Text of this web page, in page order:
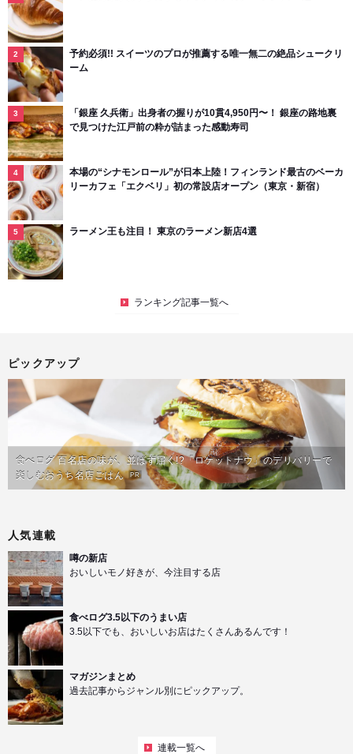
予約必須!! スイーツのプロが推薦する唯一無二の絶品シュークリ
ーム
「銀座 久兵衛」出身者の握りが10貫4,950円〜！ 銀座の路地裏
で見つけた江戸前の粋が詰まった感動寿司
本場の“シナモンロール”が日本上陸！フィンランド最古のベーカ
リーカフェ「エクベリ」初の常設店オープン（東京・新宿）
ラーメン王も注目！ 東京のラーメン新店4選
ランキング記事一覧へ
ピックアップ
食べログ 百名店の味が、並ばず届く!?「ロケットナウ」のデリバリーで
楽しむおうち名店ごはん PR
人気連載
噂の新店
おいしいモノ好きが、今注目する店
食べログ3.5以下のうまい店
3.5以下でも、おいしいお店はたくさんあるんです！
マガジンまとめ
過去記事からジャンル別にピックアップ。
連載一覧へ